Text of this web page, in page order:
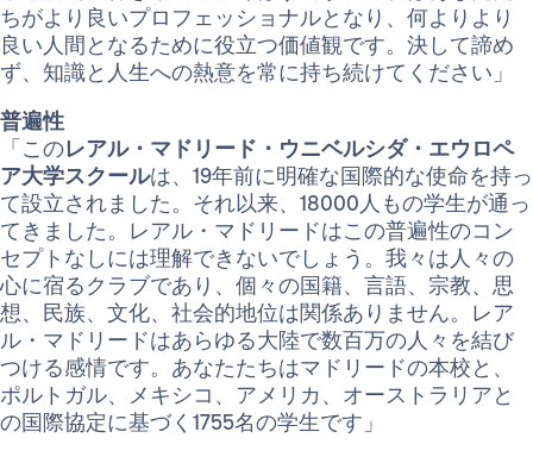
ちがより良いプロフェッショナルとなり、何よりより
良い人間となるために役立つ価値観です。決して諦め
ず、知識と人生への熱意を常に持ち続けてください」
普遍性
「このレアル・マドリード・ウニベルシダ・エウロペ
ア大学スクールは、19年前に明確な国際的な使命を持っ
て設立されました。それ以来、18000人もの学生が通っ
てきました。レアル・マドリードはこの普遍性のコン
セプトなしには理解できないでしょう。我々は人々の
心に宿るクラブであり、個々の国籍、言語、宗教、思
想、民族、文化、社会的地位は関係ありません。レア
ル・マドリードはあらゆる大陸で数百万の人々を結び
つける感情です。あなたたちはマドリードの本校と、
ポルトガル、メキシコ、アメリカ、オーストラリアと
の国際協定に基づく1755名の学生です」